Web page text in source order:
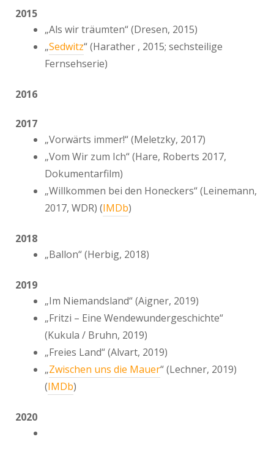
2015
„Als wir träumten“ (Dresen, 2015)
„Sedwitz“ (Harather , 2015; sechsteilige
Fernsehserie)
2016
2017
„Vorwärts immer!“ (Meletzky, 2017)
„Vom Wir zum Ich“ (Hare, Roberts 2017,
Dokumentarfilm)
„Willkommen bei den Honeckers“ (Leinemann,
2017, WDR) (IMDb)
2018
„Ballon“ (Herbig, 2018)
2019
„Im Niemandsland“ (Aigner, 2019)
„Fritzi – Eine Wendewundergeschichte“
(Kukula / Bruhn, 2019)
„Freies Land“ (Alvart, 2019)
„Zwischen uns die Mauer“ (Lechner, 2019)
(IMDb)
2020